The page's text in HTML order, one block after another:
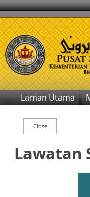
Laman Utama
Lawatan